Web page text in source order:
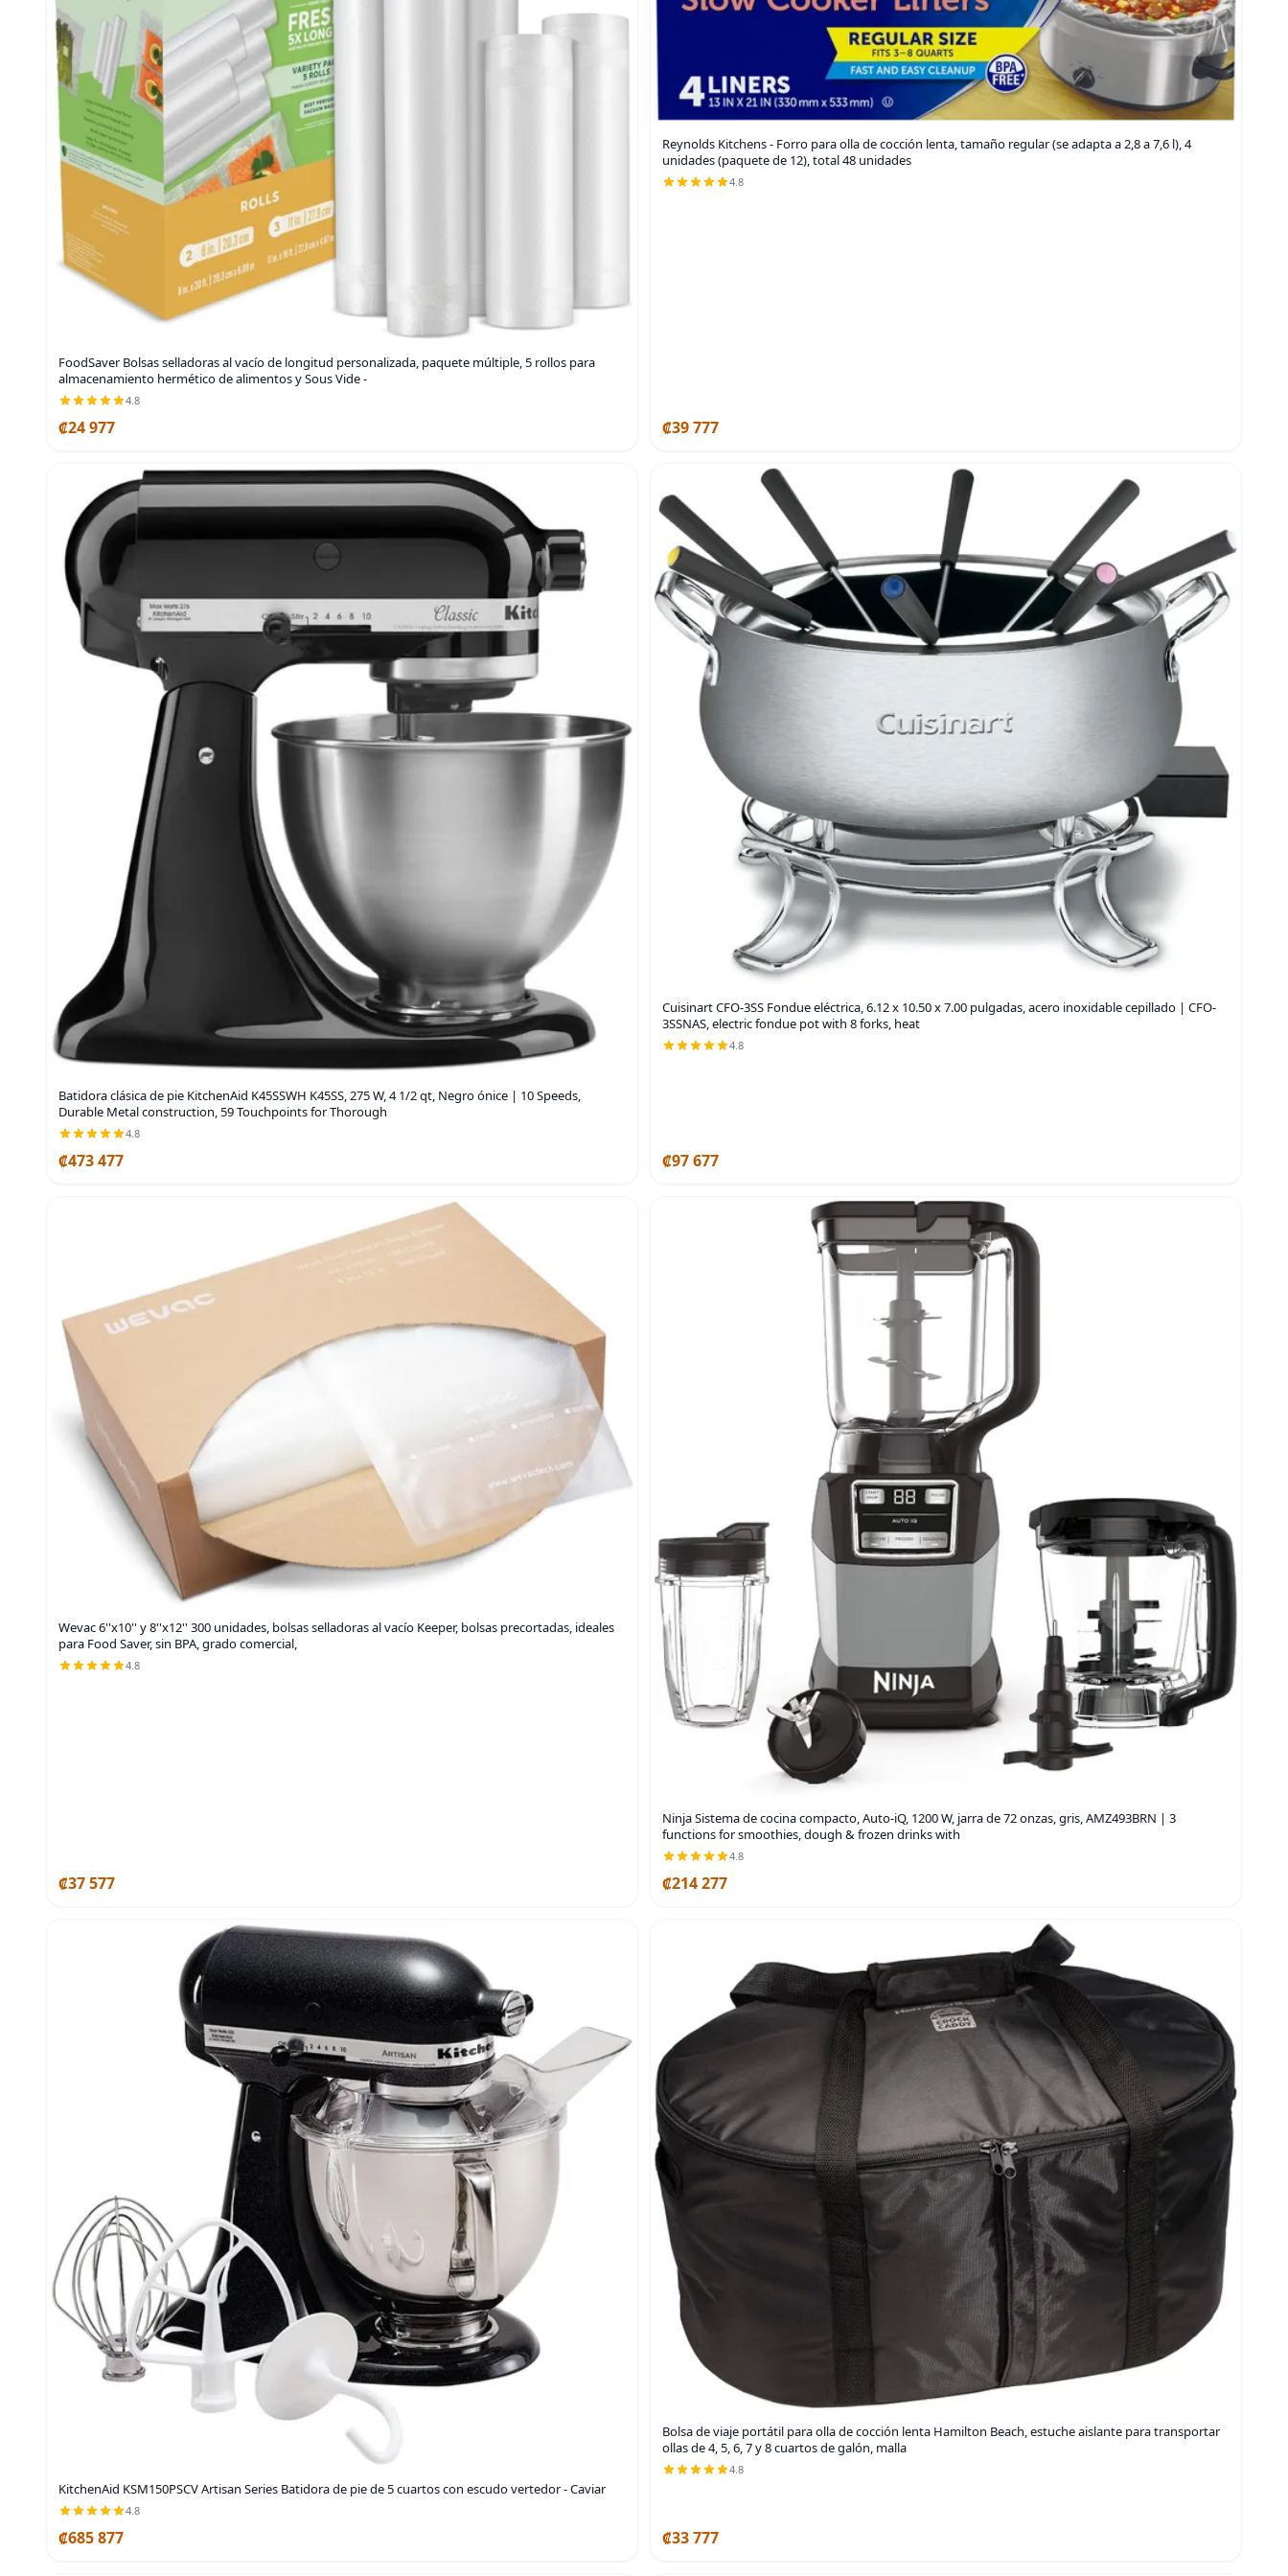
FoodSaver Bolsas selladoras al vacío de longitud personalizada, paquete múltiple, 5 rollos para
almacenamiento hermético de alimentos y Sous Vide -
4.8
₡24 977
Reynolds Kitchens - Forro para olla de cocción lenta, tamaño regular (se adapta a 2,8 a 7,6 l), 4
unidades (paquete de 12), total 48 unidades
4.8
₡39 777
Batidora clásica de pie KitchenAid K45SSWH K45SS, 275 W, 4 1/2 qt, Negro ónice | 10 Speeds,
Durable Metal construction, 59 Touchpoints for Thorough
4.8
₡473 477
Cuisinart CFO-3SS Fondue eléctrica, 6.12 x 10.50 x 7.00 pulgadas, acero inoxidable cepillado | CFO-
3SSNAS, electric fondue pot with 8 forks, heat
4.8
₡97 677
Wevac 6''x10'' y 8''x12'' 300 unidades, bolsas selladoras al vacío Keeper, bolsas precortadas, ideales
para Food Saver, sin BPA, grado comercial,
4.8
₡37 577
Ninja Sistema de cocina compacto, Auto-iQ, 1200 W, jarra de 72 onzas, gris, AMZ493BRN | 3
functions for smoothies, dough & frozen drinks with
4.8
₡214 277
KitchenAid KSM150PSCV Artisan Series Batidora de pie de 5 cuartos con escudo vertedor - Caviar
4.8
₡685 877
Bolsa de viaje portátil para olla de cocción lenta Hamilton Beach, estuche aislante para transportar
ollas de 4, 5, 6, 7 y 8 cuartos de galón, malla
4.8
₡33 777